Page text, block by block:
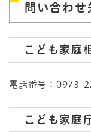
問い合わせ
こども家庭
電話番号：0973-
こども家庭